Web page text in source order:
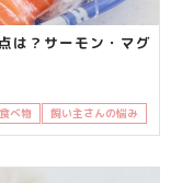
は？サーモン・マグ
食べ物 飼い主さんの悩み